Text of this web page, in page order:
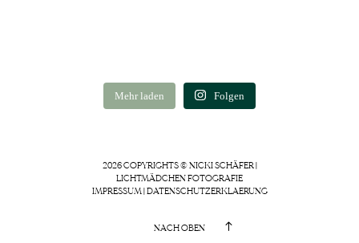
Mehr laden Folgen
2026 COPYRIGHTS © NICKI SCHÄFER |
LICHTMÄDCHEN FOTOGRAFIE
IMPRESSUM| DATENSCHUTZERKLAERUNG
NACH OBEN